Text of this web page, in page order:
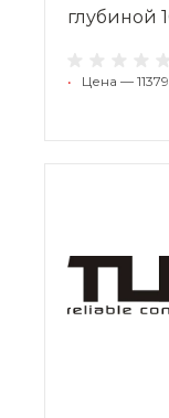
глубиной
• Цена — 11379